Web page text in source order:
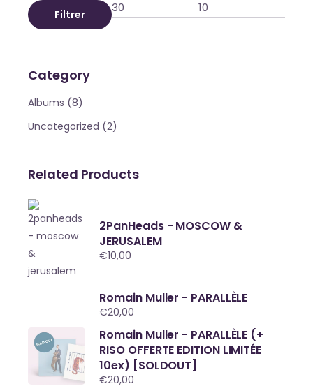
Prix
Prix
Filtrer
Category
Albums (8)
Uncategorized (2)
Related Products
2PanHeads - MOSCOW &
JERUSALEM
€10,00
Romain Muller - PARALLÈLE
€20,00
Romain Muller - PARALLÈLE (+
RISO OFFERTE EDITION LIMITÉE
10ex) [SOLDOUT]
€20,00